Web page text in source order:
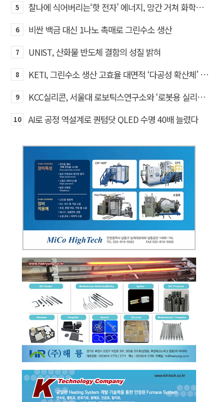
5 찰나에 식어버리는‘핫 전자’ 에너지, 망간 거쳐 화학반응에 쓴다
6 비싼 백금 대신 1나노 촉매로 그린수소 생산
7 UNIST, 산화물 반도체 결함의 성질 밝혀
8 KETI, 그린수소 생산 고효율 대면적 ‘다공성 확산체’ 개발
9 KCC실리콘, 서울대 로보틱스연구소와 ‘로봇용 실리콘 소재’ 기술교류
10 AI로 공정 역설계로 퀀텀닷 QLED 수명 40배 늘렸다